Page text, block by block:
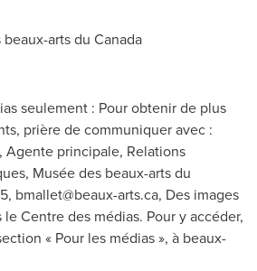
arts du Canada
seulement : Pour obtenir de plus
prière de communiquer avec :
Agente principale, Relations
Musée des beaux-arts du
bmallet@beaux-arts.ca, Des images
Centre des médias. Pour y accéder,
« Pour les médias », à beaux-